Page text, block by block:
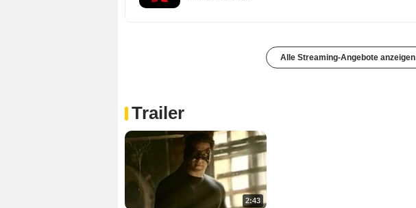
Alle Streaming-Angebote anzeigen
Trailer
2:43